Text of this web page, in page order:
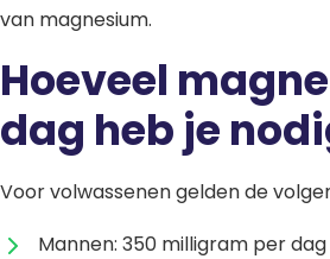
van magnesium.
Hoeveel
dag heb je
Voor volwassenen gelden de
Mannen: 350 milligram per dag